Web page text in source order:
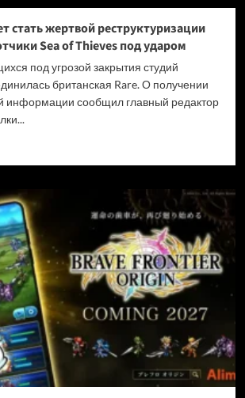
стать жертвой реструктуризации
Sea of Thieves под ударом
под угрозой закрытия студий
британская Rare. О получении
информации сообщил главный редактор